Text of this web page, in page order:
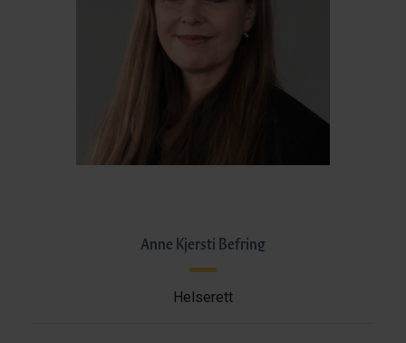
Anne Kjersti Befring
Helserett